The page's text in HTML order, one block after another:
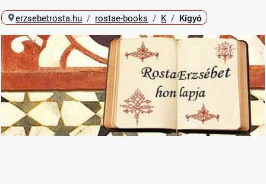
erzsebetrosta.hu rostae-books K Kígyó